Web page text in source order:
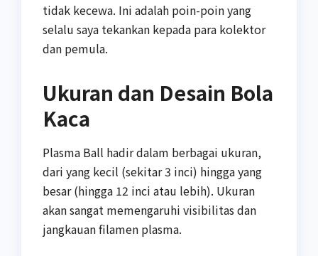
tidak kecewa. Ini adalah poin-poin yang
selalu saya tekankan kepada para kolektor
dan pemula.
Ukuran dan Desain Bola
Kaca
Plasma Ball hadir dalam berbagai ukuran,
dari yang kecil (sekitar 3 inci) hingga yang
besar (hingga 12 inci atau lebih). Ukuran
akan sangat memengaruhi visibilitas dan
jangkauan filamen plasma.